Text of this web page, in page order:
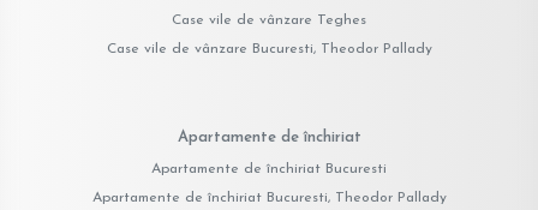
Case vile de vânzare Teghes
Case vile de vânzare Bucuresti, Theodor Pallady
Apartamente de închiriat
Apartamente de închiriat Bucuresti
Apartamente de închiriat Bucuresti, Theodor Pallady